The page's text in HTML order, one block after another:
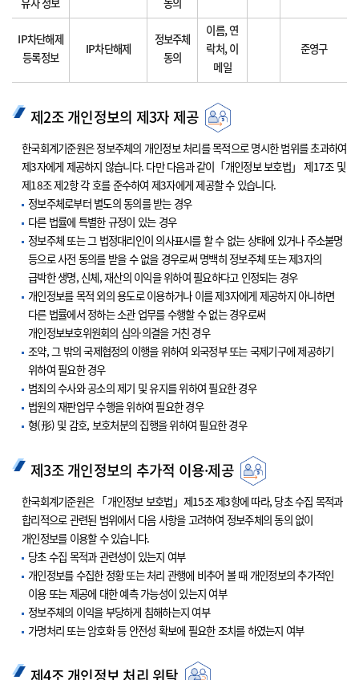
유자 정보
동의
IP차단해제
등록정보
IP차단해제
정보주체
동의
이름, 연
락처, 이
메일
준영구
제2조 개인정보의 제3자 제공
한국회계기준원은 정보주체의 개인정보 처리를 목적으로 명시한 범위를 초과하여
제3자에게 제공하지 않습니다. 다만 다음과 같이「개인정보 보호법」 제17조 및
제18조 제2항 각 호를 준수하여 제3자에게 제공할 수 있습니다.
정보주체로부터 별도의 동의를 받는 경우
다른 법률에 특별한 규정이 있는 경우
정보주체 또는 그 법정대리인이 의사표시를 할 수 없는 상태에 있거나 주소불명
등으로 사전 동의를 받을 수 없을 경우로써 명백히 정보주체 또는 제3자의
급박한 생명, 신체, 재산의 이익을 위하여 필요하다고 인정되는 경우
개인정보를 목적 외의 용도로 이용하거나 이를 제3자에게 제공하지 아니하면
다른 법률에서 정하는 소관 업무를 수행할 수 없는 경우로써
개인정보보호위원회의 심의·의결을 거친 경우
조약, 그 밖의 국제협정의 이행을 위하여 외국정부 또는 국제기구에 제공하기
위하여 필요한 경우
범죄의 수사와 공소의 제기 및 유지를 위하여 필요한 경우
법원의 재판업무 수행을 위하여 필요한 경우
형(形) 및 감호, 보호처분의 집행을 위하여 필요한 경우
제3조 개인정보의 추가적 이용·제공
한국회계기준원은 「개인정보 보호법」제15조 제3항에 따라, 당초 수집 목적과
합리적으로 관련된 범위에서 다음 사항을 고려하여 정보주체의 동의 없이
개인정보를 이용할 수 있습니다.
당초 수집 목적과 관련성이 있는지 여부
개인정보를 수집한 정황 또는 처리 관행에 비추어 볼 때 개인정보의 추가적인
이용 또는 제공에 대한 예측 가능성이 있는지 여부
정보주체의 이익을 부당하게 침해하는지 여부
가명처리 또는 암호화 등 안전성 확보에 필요한 조치를 하였는지 여부